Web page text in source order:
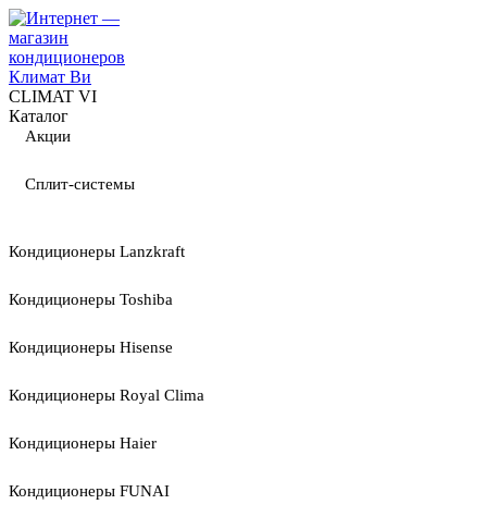
CLIMAT VI
Каталог
Акции
Сплит-системы
Кондиционеры Lanzkraft
Кондиционеры Toshiba
Кондиционеры Hisense
Кондиционеры Royal Clima
Кондиционеры Haier
Кондиционеры FUNAI